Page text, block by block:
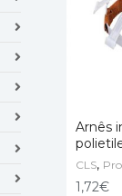
ADD
Arnês
CLS,
1,72€